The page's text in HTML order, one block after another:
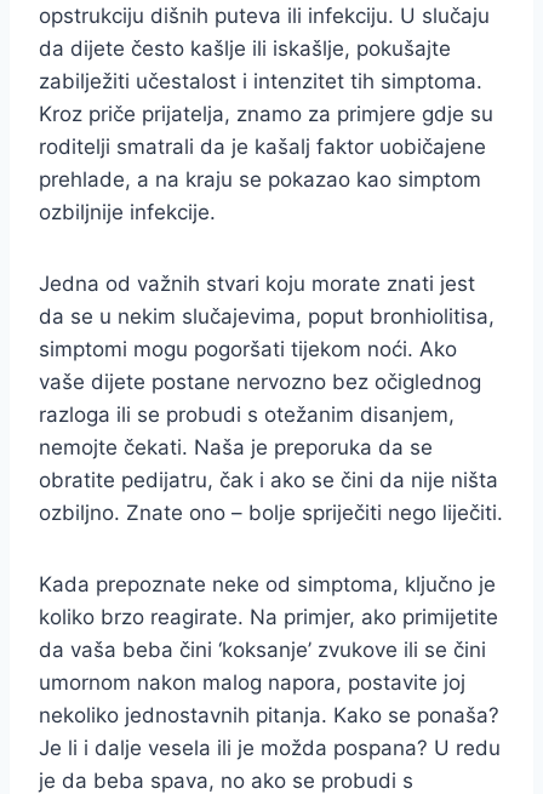
opstrukciju dišnih puteva ili infekciju. U slučaju
da dijete često kašlje ili iskašlje, pokušajte
zabilježiti učestalost i intenzitet tih simptoma.
Kroz priče prijatelja, znamo za primjere gdje su
roditelji smatrali da je kašalj faktor uobičajene
prehlade, a na kraju se pokazao kao simptom
ozbiljnije infekcije.
Jedna od važnih stvari koju morate znati jest
da se u nekim slučajevima, poput bronhiolitisa,
simptomi mogu pogoršati tijekom noći. Ako
vaše dijete postane nervozno bez očiglednog
razloga ili se probudi s otežanim disanjem,
nemojte čekati. Naša je preporuka da se
obratite pedijatru, čak i ako se čini da nije ništa
ozbiljno. Znate ono – bolje spriječiti nego liječiti.
Kada prepoznate neke od simptoma, ključno je
koliko brzo reagirate. Na primjer, ako primijetite
da vaša beba čini ‘koksanje’ zvukove ili se čini
umornom nakon malog napora, postavite joj
nekoliko jednostavnih pitanja. Kako se ponaša?
Je li i dalje vesela ili je možda pospana? U redu
je da beba spava, no ako se probudi s